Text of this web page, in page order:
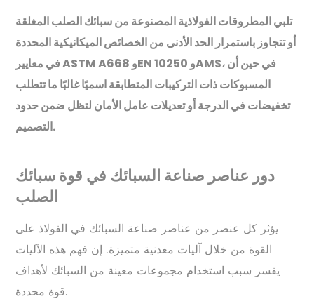
تلبي المطروقات الفولاذية المصنوعة من سبائك الصلب المغلقة
أو تتجاوز باستمرار الحد الأدنى من الخصائص الميكانيكية المحددة
في معايير ASTM A668 وEN 10250 وAMS، في حين أن
المسبوكات ذات التركيبات المتطابقة اسميًا غالبًا ما تتطلب
تخفيضات في الدرجة أو تعديلات عامل الأمان لتظل ضمن حدود
التصميم.
دور عناصر صناعة السبائك في قوة سبائك
الصلب
يؤثر كل عنصر من عناصر صناعة السبائك في الفولاذ على
القوة من خلال آليات معدنية متميزة. إن فهم هذه الآليات
يفسر سبب استخدام مجموعات معينة من السبائك لأهداف
قوة محددة.